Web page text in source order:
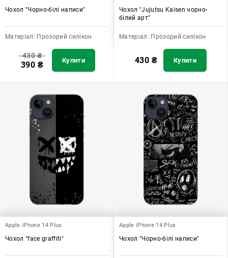
Чохол "Чорно-білі написи"
Матеріал: Прозорий силікон
430₴
390 ₴ Купити
Чохол "Jujutsu Kaisen чорно-
білий арт"
Матеріал: Прозорий силікон
430 ₴ Купити
Apple iPhone 14 Plus
Чохол "face graffiti"
Apple iPhone 14 Plus
Чохол "Чорно-білі написи"